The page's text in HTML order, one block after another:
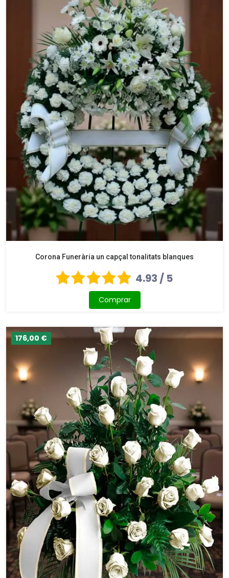
Corona Funerària un capçal tonalitats blanques
4.93 / 5
Comprar
176,00 €